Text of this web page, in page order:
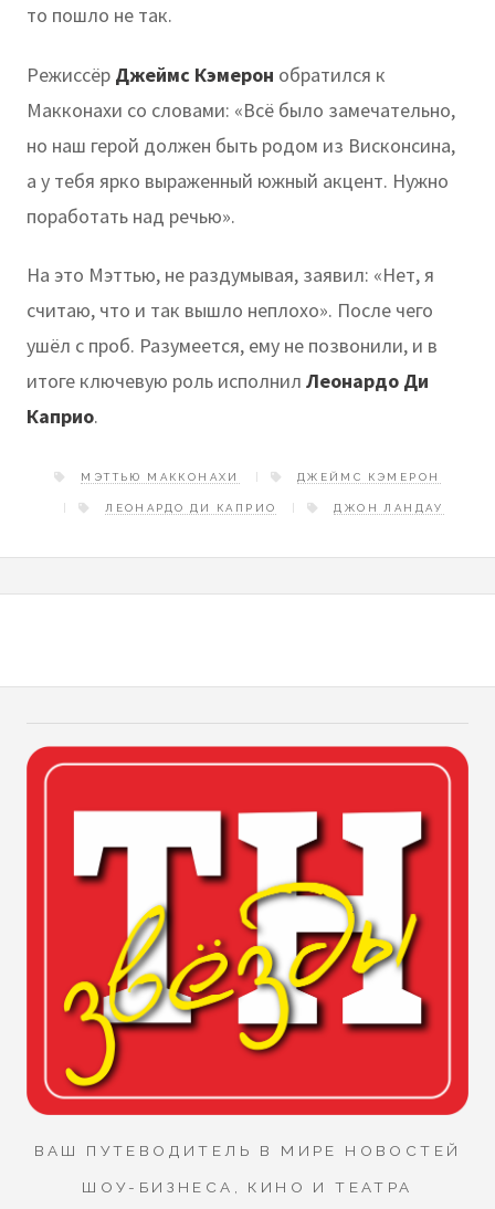
то пошло не так.
Режиссёр Джеймс Кэмерон обратился к
Макконахи со словами: «Всё было замечательно,
но наш герой должен быть родом из Висконсина,
а у тебя ярко выраженный южный акцент. Нужно
поработать над речью».
На это Мэттью, не раздумывая, заявил: «Нет, я
считаю, что и так вышло неплохо». После чего
ушёл с проб. Разумеется, ему не позвонили, и в
итоге ключевую роль исполнил Леонардо Ди
Каприо.
МЭТТЬЮ МАККОНАХИ ДЖЕЙМС КЭМЕРОН
ЛЕОНАРДО ДИ КАПРИО ДЖОН ЛАНДАУ
ВАШ ПУТЕВОДИТЕЛЬ В МИРЕ НОВОСТЕЙ
ШОУ-БИЗНЕСА, КИНО И ТЕАТРА